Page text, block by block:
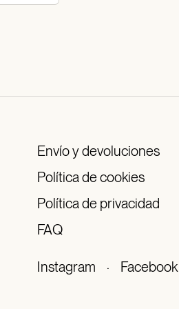
Envío y devoluciones
Política de cookies
Política de privacidad
FAQ
Instagram · Facebook